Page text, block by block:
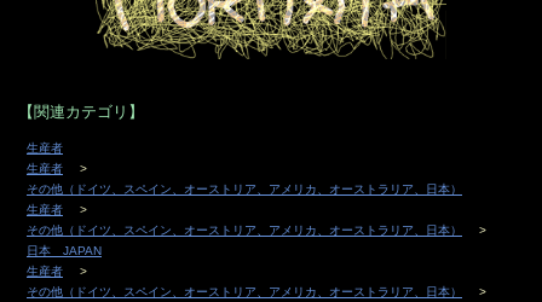
【関連カテゴリ】
生産者
生産者
その他（ドイツ、スペイン、オーストリア、アメリカ、オーストラリア、日本）
生産者
その他（ドイツ、スペイン、オーストリア、アメリカ、オーストラリア、日本）
日本 JAPAN
生産者
その他（ドイツ、スペイン、オーストリア、アメリカ、オーストラリア、日本）
144-0046
東京都大田区東六郷2-9-12
実店舗の定休日 日曜、月曜日